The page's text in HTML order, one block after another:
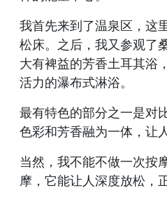
我首先来到了温泉区，这
松床。之后，我又参观了
大有裨益的芳香土耳其浴
活力的瀑布式淋浴。
最有特色的部分之一是对
色彩和芳香融为一体，让
当然，我不能不做一次按
摩，它能让人深度放松，